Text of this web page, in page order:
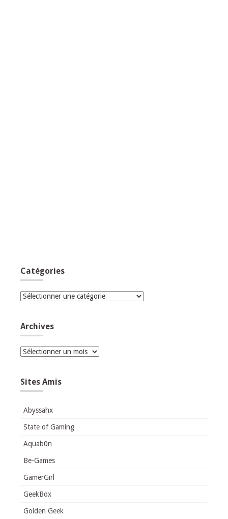
Catégories
Catégories
Archives
Archives
Sites Amis
Abyssahx
State of Gaming
Aquab0n
Be-Games
GamerGirl
GeekBox
Golden Geek